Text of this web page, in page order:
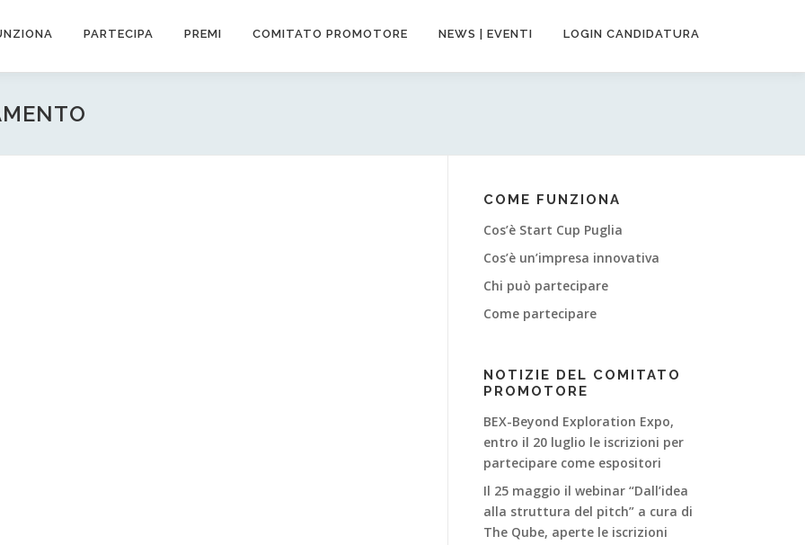
PARTECIPA PREMI COMITATO PROMOTORE NEWS | EVENTI LOGIN CANDIDATURA
COME FUNZIONA
Cos’è Start Cup Puglia
Cos’è un’impresa innovativa
Chi può partecipare
Come partecipare
NOTIZIE DEL COMITATO
PROMOTORE
BEX-Beyond Exploration Expo,
entro il 20 luglio le iscrizioni per
partecipare come espositori
Il 25 maggio il webinar “Dall’idea
alla struttura del pitch” a cura di
The Qube, aperte le iscrizioni